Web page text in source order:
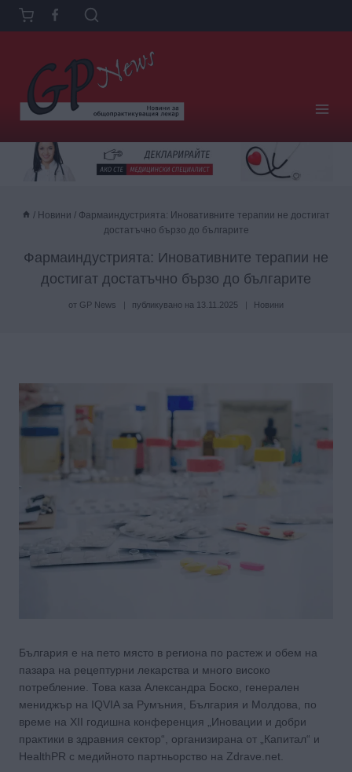
Към
съдържанието
/ Новини / Фармаиндустрията: Иновативните терапии не достигат
достатъчно бързо до българите
Фармаиндустрията: Иновативните терапии не
достигат достатъчно бързо до българите
от GP News публикувано на 13.11.2025 Новини
България е на пето място в региона по растеж и обем на
пазара на рецептурни лекарства и много високо
потребление. Това каза Александра Боско, генерален
мениджър на IQVIA за Румъния, България и Молдова, по
време на XII годишна конференция „Иновации и добри
практики в здравния сектор“, организирана от „Капитал“ и
HealthPR с медийното партньорство на Zdrave.net.